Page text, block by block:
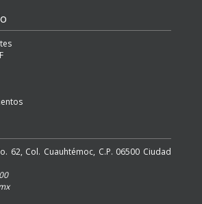
62, Col. Cuauhtémoc, C.P. 06500 Ciudad